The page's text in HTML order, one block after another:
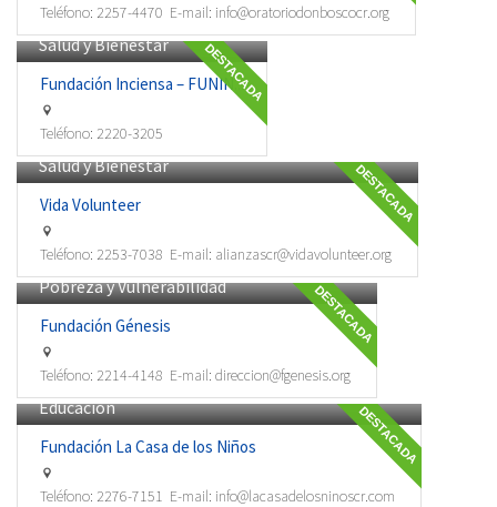
Teléfono: 2257-4470 E-mail: info@oratoriodonboscocr.org
DESTACADA
Salud y Bienestar
Fundación Inciensa – FUNIN...
Teléfono: 2220-3205
DESTACADA
Salud y Bienestar
Vida Volunteer
Teléfono: 2253-7038 E-mail: alianzascr@vidavolunteer.org
DESTACADA
Pobreza y Vulnerabilidad
Fundación Génesis
Teléfono: 2214-4148 E-mail: direccion@fgenesis.org
DESTACADA
Educación
Fundación La Casa de los Niños
Teléfono: 2276-7151 E-mail: info@lacasadelosninoscr.com